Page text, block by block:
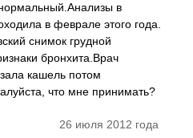
в
в феврале этого года.
снимок грудной
бронхита.Врач
кашель потом
что мне принимать?
26 июля 2012 года